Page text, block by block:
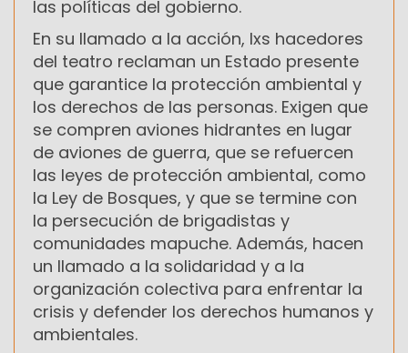
las políticas del gobierno.
En su llamado a la acción, lxs hacedores
del teatro reclaman un Estado presente
que garantice la protección ambiental y
los derechos de las personas. Exigen que
se compren aviones hidrantes en lugar
de aviones de guerra, que se refuercen
las leyes de protección ambiental, como
la Ley de Bosques, y que se termine con
la persecución de brigadistas y
comunidades mapuche. Además, hacen
un llamado a la solidaridad y a la
organización colectiva para enfrentar la
crisis y defender los derechos humanos y
ambientales.